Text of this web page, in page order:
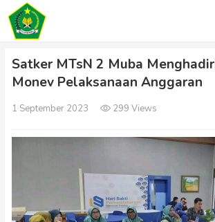
Satker MTsN 2 Muba
Monev Pelaksanaan Anggaran
1 September 2023 299 Views